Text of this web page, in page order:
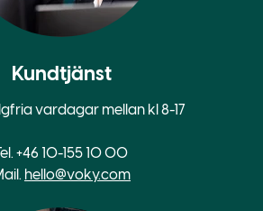
Kundtjänst
vardagar mellan kl 8-17
+46 10-155 10 00
hello@voky.com